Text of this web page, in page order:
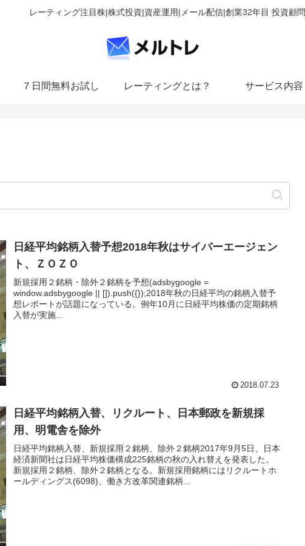
レーティング注目株|株式投資|資産運用|メール配信|創業32年目 投資顧問
７日間無料お試し レーティングとは？ サービス内容
日経平均銘柄入替予想2018年秋はサイバーエージェン
ト、ＺＯＺＯ
新規採用２銘柄・除外２銘柄を予想(adsbygoogle =
window.adsbygoogle || []).push({});2018年秋の日経平均の銘柄入替予
想レポートが話題になっている。例年10月に日経平均株価の定期銘柄
入替が実施...
2018.07.23
日経平均銘柄入替、リクルート、日本郵政を新規採
用、明電舎を除外
日経平均銘柄入替、新規採用２銘柄、除外２銘柄2017年9月5日、日本
経済新聞社は日経平均株価構成225銘柄の秋の入れ替えを発表した。
新規採用２銘柄、除外２銘柄となる。新規採用銘柄にはリクルートホ
ールディングス(6098)、働き方改革関連銘柄...